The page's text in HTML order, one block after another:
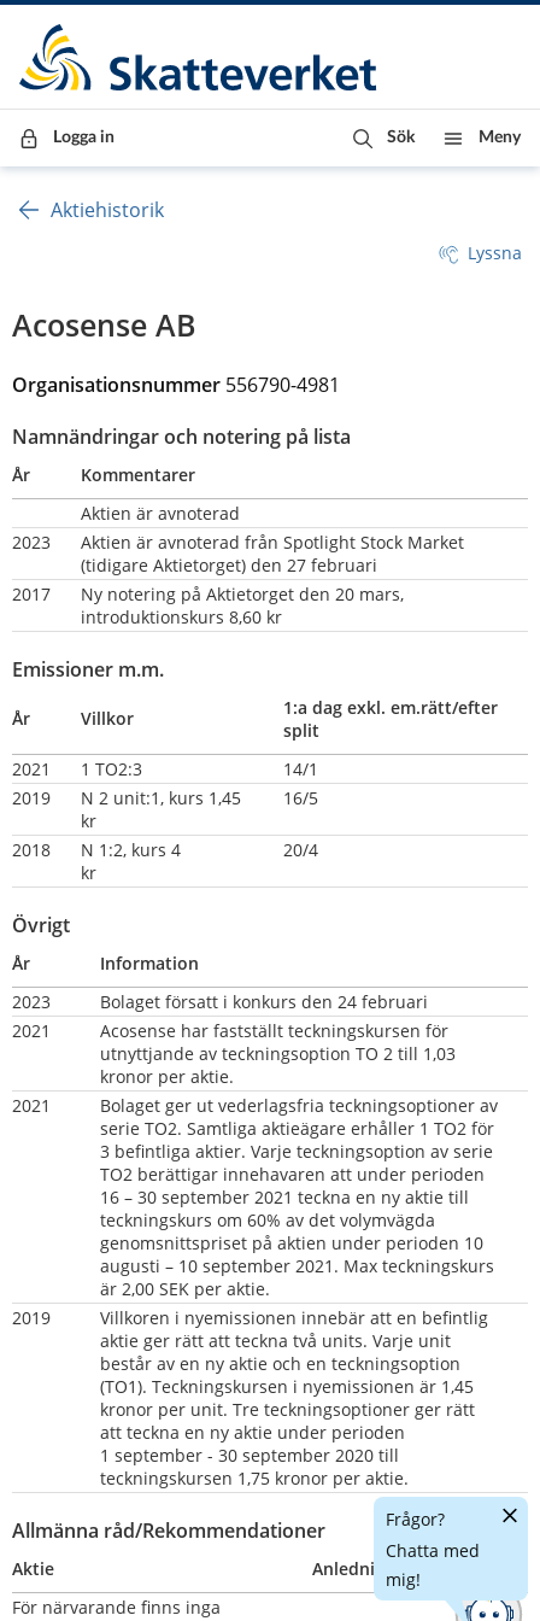
Till innehåll
Till navigationen
Till chattrobot
Logga in Sök Meny
Aktiehistorik
Lyssna
Acosense AB
Organisationsnummer 556790-4981
Namnändringar och notering på lista
År
Kommentarer
Aktien är avnoterad
2023
Aktien är avnoterad från Spotlight Stock Market
(tidigare Aktietorget) den 27 februari
2017
Ny notering på Aktietorget den 20 mars,
introduktionskurs 8,60 kr
Emissioner m.m.
År Villkor
1:a dag exkl. em.rätt/efter
split
2021
1 TO2:3
14/1
2019
N 2 unit:1, kurs 1,45
kr
16/5
2018
N 1:2, kurs 4
kr
20/4
Övrigt
År
Information
2023
Bolaget försatt i konkurs den 24 februari
2021
Acosense har fastställt teckningskursen för
utnyttjande av teckningsoption TO 2 till 1,03
kronor per aktie.
2021
Bolaget ger ut vederlagsfria teckningsoptioner av
serie TO2. Samtliga aktieägare erhåller 1 TO2 för
3 befintliga aktier. Varje teckningsoption av serie
TO2 berättigar innehavaren att under perioden
16 – 30 september 2021 teckna en ny aktie till
teckningskurs om 60% av det volymvägda
genomsnittspriset på aktien under perioden 10
augusti – 10 september 2021. Max teckningskurs
är 2,00 SEK per aktie.
2019
Villkoren i nyemissionen innebär att en befintlig
aktie ger rätt att teckna två units. Varje unit
består av en ny aktie och en teckningsoption
(TO1). Teckningskursen i nyemissionen är 1,45
kronor per unit. Tre teckningsoptioner ger rätt
att teckna en ny aktie under perioden
1 september - 30 september 2020 till
teckningskursen 1,75 kronor per aktie.
Allmänna råd/Rekommendationer
Aktie Anledning
För närvarande finns inga
Frågor?
Chatta med
mig!
Dölj